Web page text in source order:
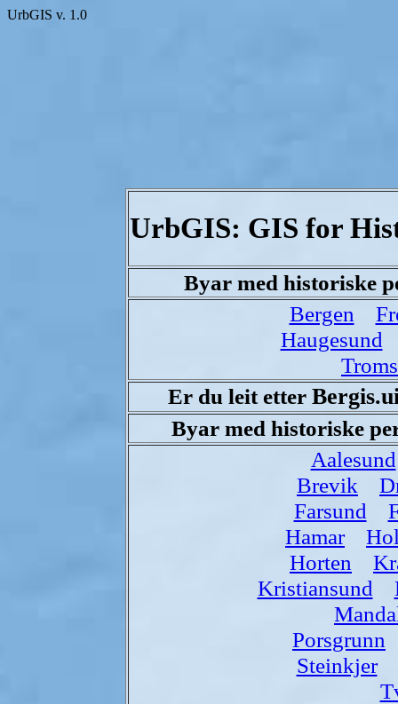
UrbGIS v. 1.0
UrbGIS: GIS for
Byar med historiske
Bergen
Haugesund
Er du leit etter
Byar med historiske
Aalesund
Brevik
Farsund
Hamar
Horten
Kristiansund
Porsgrunn
Steinkjer